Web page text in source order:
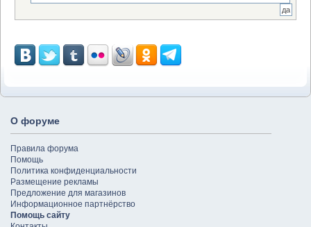
О форуме
Правила форума
Помощь
Политика конфиденциальности
Размещение рекламы
Предложение для магазинов
Информационное партнёрство
Помощь сайту